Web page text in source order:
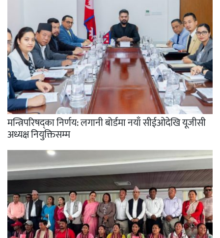
मन्त्रिपरिषद्का निर्णय: लगानी बोर्डमा नयाँ सीईओदेखि यूजीसी
अध्यक्ष नियुक्तिसम्म